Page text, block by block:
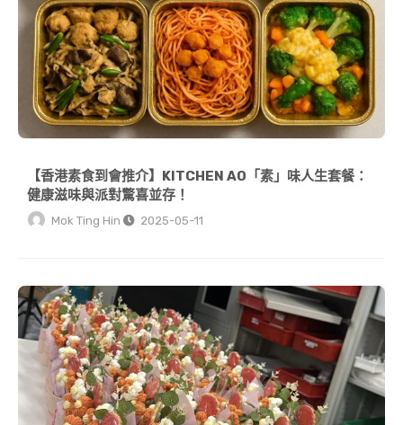
【香港素食到會推介】KITCHEN AO「素」味人生套餐：
健康滋味與派對驚喜並存！
Mok Ting Hin 2025-05-11